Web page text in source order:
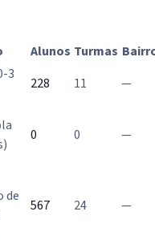
Alunos Turmas
3
228 11
—
0 0 —
de
567 24 —